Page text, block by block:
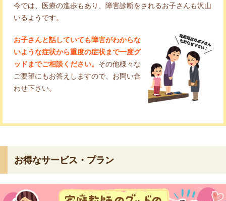
今では、医療の進歩もあり、障害診断をされるお子さんも沢山
いるようです。
お子さんと話していても障害がわからな
いような症状から重度の症状まで一度グ
ッドまでご相談ください。 その他様々な
ご要望にもお答えしますので、お問い合
わせ下さい。
お得なサービス・プラン